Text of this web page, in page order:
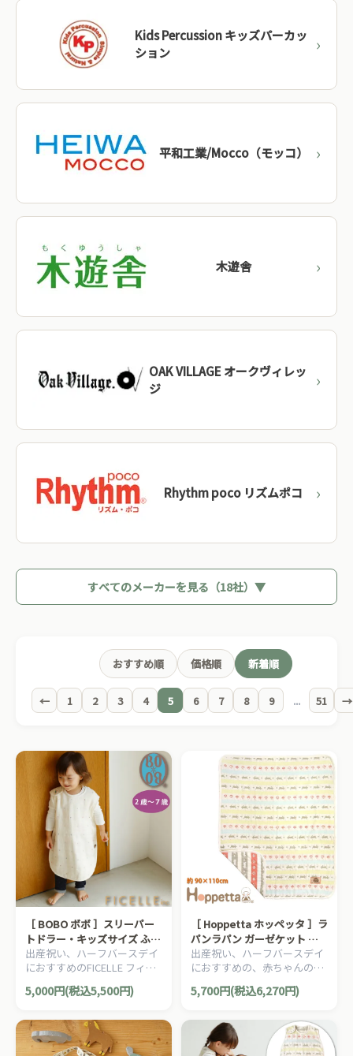
Kids Percussion キッズパーカッ
ション
平和工業/Mocco（モッコ）
木遊舎
OAK VILLAGE オークヴィレッ
ジ
Rhythm poco リズムポコ
すべてのメーカーを見る（18社）▼
おすすめ順 価格順 新着順
← 1 2 3 4 5 6 7 8 9 ... 51 →
［ BOBO ボボ ］スリーパー
トドラー・キッズサイズ ふく
ふくガーゼ 6重ガーゼ
FICELLE フィセル 日本製 2～
7歳頃まで
出産祝い、ハーフバースデイ
におすすめのFICELLE フィセ
ル BOBO ボボのママ＆ベビー
用品です。
5,000円(税込5,500円)
［ Hoppetta ホッペッタ ］ラ
パンラパン ガーゼケット ベ
ビーサイズ ふくふくガーゼ 6
重ガーゼ FICELLE フィセル
日本製 約90×110cm
出産祝い、ハーフバースデイ
におすすめの、赤ちゃんのほ
っぺたのような、ナチュラル
な暖かさを大切にした、
＆ベビー用品です。
5,700円(税込6,270円)